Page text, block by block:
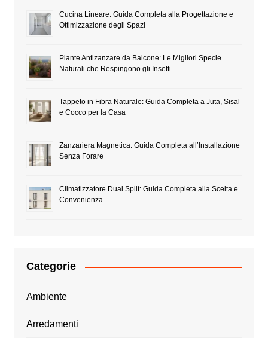
Cucina Lineare: Guida Completa alla Progettazione e
Ottimizzazione degli Spazi
Piante Antizanzare da Balcone: Le Migliori Specie
Naturali che Respingono gli Insetti
Tappeto in Fibra Naturale: Guida Completa a Juta, Sisal
e Cocco per la Casa
Zanzariera Magnetica: Guida Completa all’Installazione
Senza Forare
Climatizzatore Dual Split: Guida Completa alla Scelta e
Convenienza
Categorie
Ambiente
Arredamenti